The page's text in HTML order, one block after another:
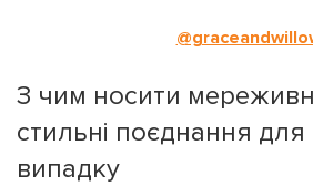
З чим носити
стильні поєднання
випадку